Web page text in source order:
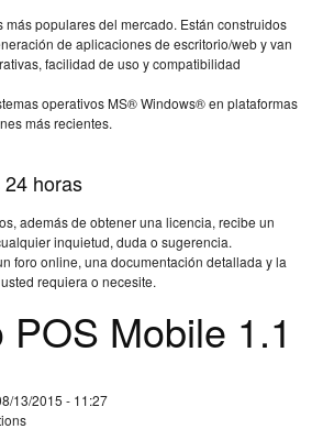
populares del mercado. Están construidos
de aplicaciones de escritorio/web y van
facilidad de uso y compatibilidad
operativos MS® Windows® en plataformas
más recientes.
horas
además de obtener una licencia, recibe un
inquietud, duda o sugerencia.
foro online, una documentación detallada y la
requiera o necesite.
Mobile 1.1
13/2015 - 11:27